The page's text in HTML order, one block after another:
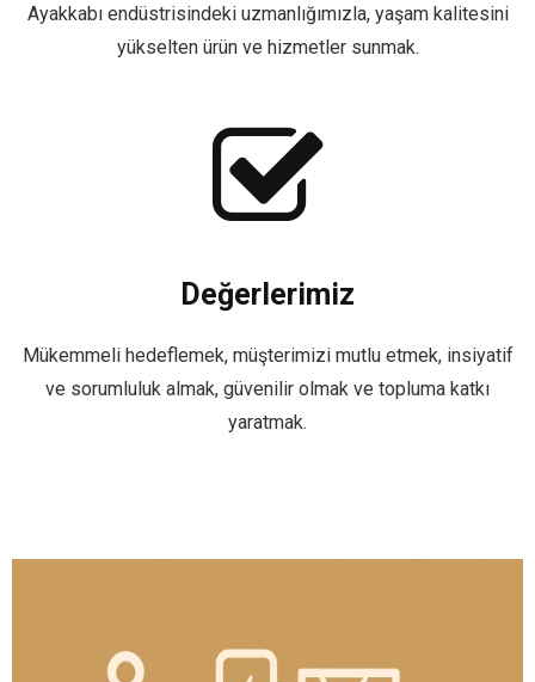
Ayakkabı endüstrisindeki uzmanlığımızla, yaşam kalitesini
yükselten ürün ve hizmetler sunmak.
Değerlerimiz
Mükemmeli hedeflemek, müşterimizi mutlu etmek, insiyatif
ve sorumluluk almak, güvenilir olmak ve topluma katkı
yaratmak.